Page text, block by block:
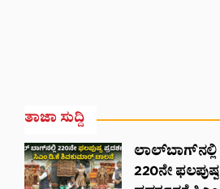
ತಾಜಾ ಸುದ್ದಿ
ಲಾಲ್‌ಬಾಗ್‌ನಲ್ಲಿ
220ನೇ ಫಲಪುಷ್ಪ